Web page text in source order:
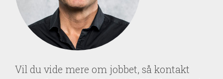
Vil du vide mere om jobbet, så kontakt